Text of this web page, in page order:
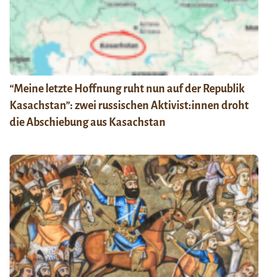
“Meine letzte Hoffnung ruht nun auf der Republik
Kasachstan”: zwei russischen Aktivist:innen droht
die Abschiebung aus Kasachstan